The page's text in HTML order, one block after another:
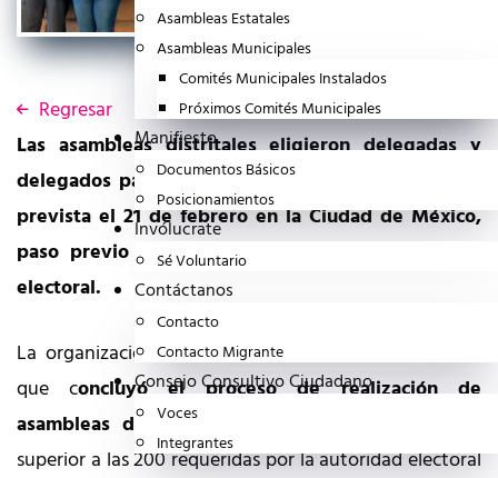
Asambleas Estatales
Asambleas Municipales
Comités Municipales Instalados
Próximos Comités Municipales
Manifiesto
Documentos Básicos
Posicionamientos
Invólucrate
Sé Voluntario
Contáctanos
Contacto
Contacto Migrante
Consejo Consultivo Ciudadano
Voces
Integrantes
Regresar
Las asambleas distritales eligieron delegadas y
delegados para la Asamblea Nacional Constitutiva
prevista el 21 de febrero en la Ciudad de México,
paso previo al trámite formal ante la autoridad
electoral.
La organización Somos México (Somos MX) informó
que concluyó el proceso de realización de
asambleas distritales con un total de 246,
superior a las 200 requeridas por la autoridad electoral